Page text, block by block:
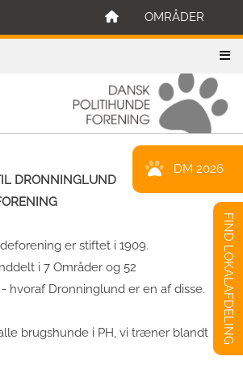
OMRÅDER
DRONNINGLUND
er stiftet i 1909.
i 7 Områder og 52
hvoraf Dronninglund er en af disse.
brugshunde i PH, vi træner blandt
DM 2026
FIND LOKALAFDELING